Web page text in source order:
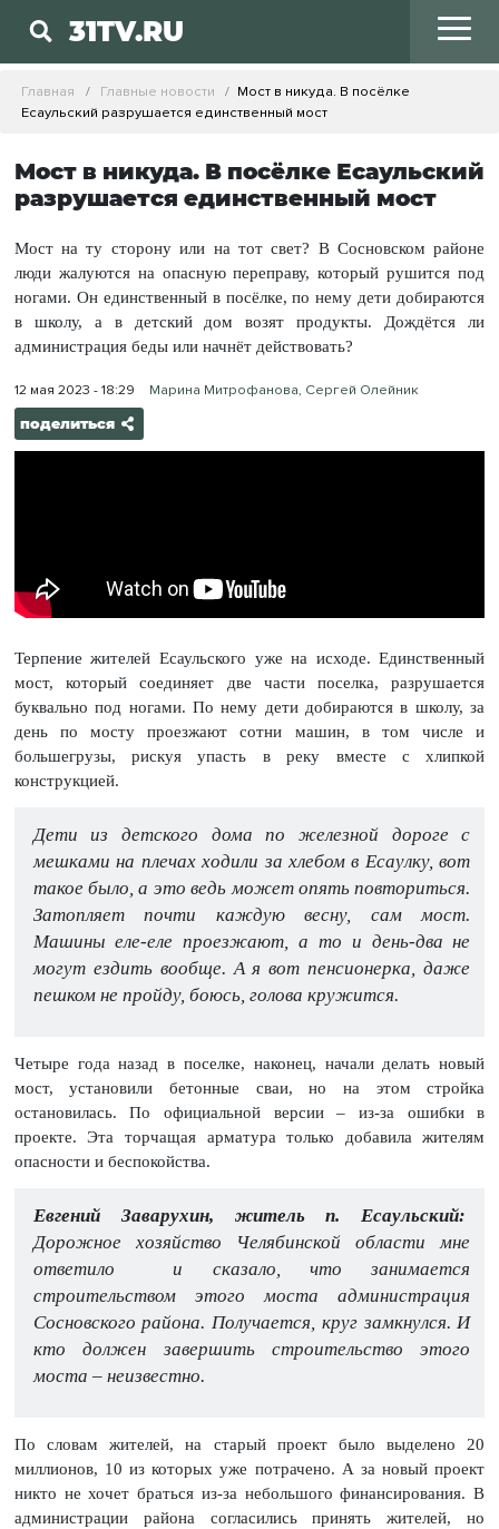
31TV.RU
Главная Главные новости
Мост в никуда. В посёлке
Есаульский разрушается единственный мост
Мост в никуда. В посёлке Есаульский
разрушается единственный мост
Мост на ту сторону или на тот свет? В Сосновском районе
люди жалуются на опасную переправу, который рушится под
ногами. Он единственный в посёлке, по нему дети добираются
в школу, а в детский дом возят продукты. Дождётся ли
администрация беды или начнёт действовать?
12 мая 2023 - 18:29 Марина Митрофанова, Сергей Олейник
поделиться
Терпение жителей Есаульского уже на исходе. Единственный
мост, который соединяет две части поселка, разрушается
буквально под ногами. По нему дети добираются в школу, за
день по мосту проезжают сотни машин, в том числе и
большегрузы, рискуя упасть в реку вместе с хлипкой
конструкцией.
Дети из детского дома по железной дороге с
мешками на плечах ходили за хлебом в Есаулку, вот
такое было, а это ведь может опять повториться.
Затопляет почти каждую весну, сам мост.
Машины еле-еле проезжают, а то и день-два не
могут ездить вообще. А я вот пенсионерка, даже
пешком не пройду, боюсь, голова кружится.
Четыре года назад в поселке, наконец, начали делать новый
мост, установили бетонные сваи, но на этом стройка
остановилась. По официальной версии – из-за ошибки в
проекте. Эта торчащая арматура только добавила жителям
опасности и беспокойства.
Евгений Заварухин, житель п. Есаульский:
Дорожное хозяйство Челябинской области мне
ответило и сказало, что занимается
строительством этого моста администрация
Сосновского района. Получается, круг замкнулся. И
кто должен завершить строительство этого
моста – неизвестно.
По словам жителей, на старый проект было выделено 20
миллионов, 10 из которых уже потрачено. А за новый проект
никто не хочет браться из-за небольшого финансирования. В
администрации района согласились принять жителей, но